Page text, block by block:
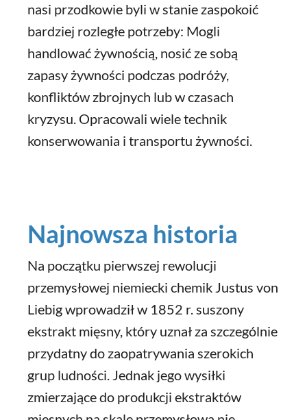
nasi przodkowie byli w stanie zaspokoić
bardziej rozległe potrzeby: Mogli
handlować żywnością, nosić ze sobą
zapasy żywności podczas podróży,
konfliktów zbrojnych lub w czasach
kryzysu. Opracowali wiele technik
konserwowania i transportu żywności.
Najnowsza historia
Na początku pierwszej rewolucji
przemysłowej niemiecki chemik Justus von
Liebig wprowadził w 1852 r. suszony
ekstrakt mięsny, który uznał za szczególnie
przydatny do zaopatrywania szerokich
grup ludności. Jednak jego wysiłki
zmierzające do produkcji ekstraktów